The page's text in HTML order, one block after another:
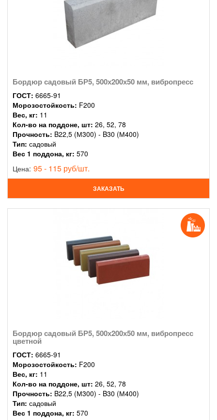
Бордюр садовый БР5, 500х200х50 мм, вибропресс
ГОСТ: 6665-91
Морозостойкость: F200
Вес, кг: 11
Кол-во на поддоне, шт: 26, 52, 78
Прочность: B22,5 (М300) - B30 (М400)
Тип: садовый
Вес 1 поддона, кг: 570
Цена: 95 - 115 руб/шт.
ЗАКАЗАТЬ
Бордюр садовый БР5, 500х200х50 мм, вибропресс
цветной
ГОСТ: 6665-91
Морозостойкость: F200
Вес, кг: 11
Кол-во на поддоне, шт: 26, 52, 78
Прочность: B22,5 (М300) - B30 (М400)
Тип: садовый
Вес 1 поддона, кг: 570